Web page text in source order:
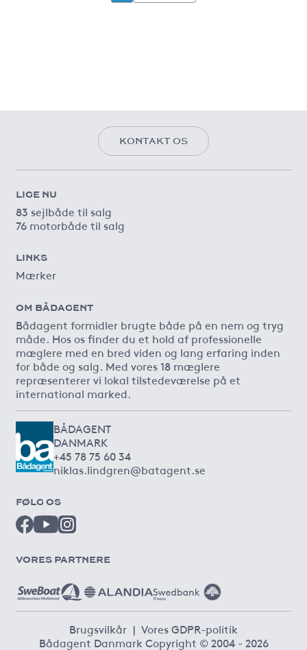
KONTAKT OS
LIGE NU
83 sejlbåde til salg
76 motorbåde til salg
LINKS
Mærker
OM BÅDAGENT
Bådagent formidler brugte både på en nem og tryg
måde. Hos os finder du et hold af professionelle
mæglere med en bred viden og lang erfaring inden
for både og salg. Med vores 18 mæglere
repræsenterer vi lokal tilstedeværelse på et
international marked.
BÅDAGENT
DANMARK
+45 78 75 60 34
niklas.lindgren@batagent.se
FØLG OS
VORES PARTNERE
Brugsvilkår | Vores GDPR-politik
Bådagent Danmark Copyright © 2004 - 2026